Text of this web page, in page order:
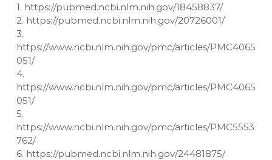
1. https://pubmed.ncbi.nlm.nih.gov/18458837/
2. https://pubmed.ncbi.nlm.nih.gov/20726001/
3.
https://www.ncbi.nlm.nih.gov/pmc/articles/PMC4065
051/
4.
https://www.ncbi.nlm.nih.gov/pmc/articles/PMC4065
051/
5.
https://www.ncbi.nlm.nih.gov/pmc/articles/PMC5553
762/
6. https://pubmed.ncbi.nlm.nih.gov/24481875/